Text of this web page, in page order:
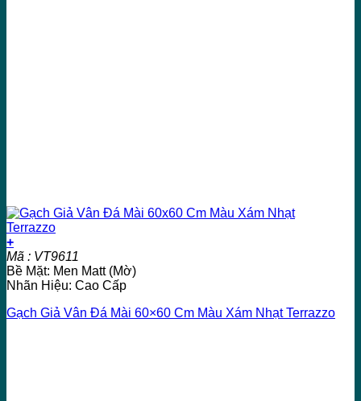
+
Mã : VT9611
Bề Mặt: Men Matt (Mờ)
Nhãn Hiệu: Cao Cấp
Gạch Giả Vân Đá Mài 60×60 Cm Màu Xám Nhạt Terrazzo